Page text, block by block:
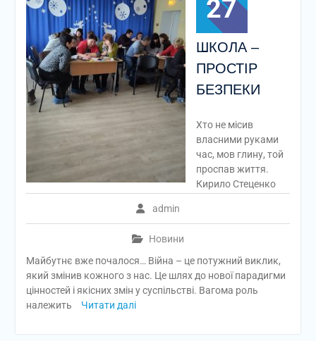
27
ШКОЛА –
ПРОСТІР
БЕЗПЕКИ
admin
Новини
Хто не місив
власними руками
час, мов глину, той
проспав життя.
Кирило Стеценко
Майбутнє вже почалося… Війна – це потужний виклик,
який змінив кожного з нас. Це шлях до нової парадигми
цінностей і якісних змін у суспільстві. Вагома роль
належить
Читати далі